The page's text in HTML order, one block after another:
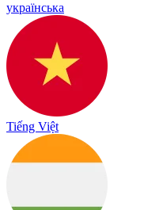
українська
Tiếng Việt